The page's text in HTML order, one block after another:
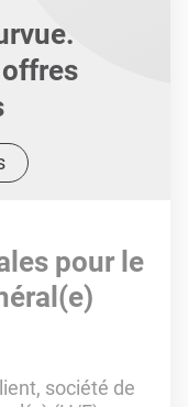
pour le
société de